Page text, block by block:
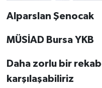
Alparslan Şenocak
MÜSİAD Bursa YKB
Daha zorlu bir
karşılaşabiliriz